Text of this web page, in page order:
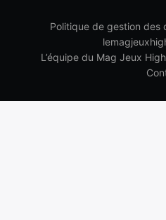
Politique de gestion des
L’équipe du Mag Jeux